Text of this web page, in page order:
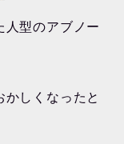
人型のアブノー
しくなったと